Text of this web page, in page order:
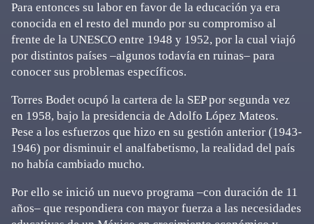
Para entonces su labor en favor de la educación ya era
conocida en el resto del mundo por su compromiso al
frente de la UNESCO entre 1948 y 1952, por la cual viajó
por distintos países –algunos todavía en ruinas– para
conocer sus problemas específicos.
Torres Bodet ocupó la cartera de la SEP por segunda vez
en 1958, bajo la presidencia de Adolfo López Mateos.
Pese a los esfuerzos que hizo en su gestión anterior (1943-
1946) por disminuir el analfabetismo, la realidad del país
no había cambiado mucho.
Por ello se inició un nuevo programa –con duración de 11
años– que respondiera con mayor fuerza a las necesidades